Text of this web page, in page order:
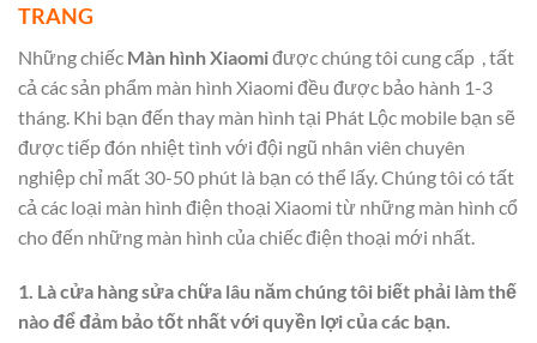
TRANG
Những chiếc Màn hình Xiaomiđược chúng tôi cung cấp , tất
cả các sản phẩm màn hình Xiaomi đều được bảo hành 1-3
tháng. Khi bạn đến thay màn hình tại Phát Lộc mobile bạn sẽ
được tiếp đón nhiệt tình với đội ngũ nhân viên chuyên
nghiệp chỉ mất 30-50 phút là bạn có thể lấy. Chúng tôi có tất
cả các loại màn hình điện thoại Xiaomi từ những màn hình cổ
cho đến những màn hình của chiếc điện thoại mới nhất.
1. Là cửa hàng sửa chữa lâu năm chúng tôi biết phải làm thế
nào để đảm bảo tốt nhất với quyền lợi của các bạn.